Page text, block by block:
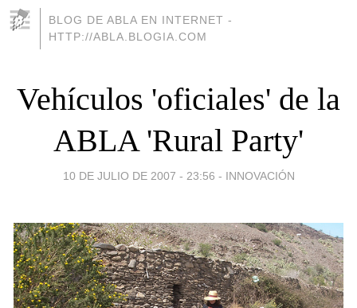
BLOG DE ABLA EN INTERNET -
HTTP://ABLA.BLOGIA.COM
Vehículos 'oficiales' de la
ABLA 'Rural Party'
10 DE JULIO DE 2007 - 23:56 - INNOVACIÓN